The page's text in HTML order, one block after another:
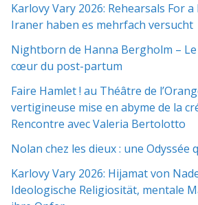
Karlovy Vary 2026: Rehearsals For
Iraner haben es mehrfach versucht
Nightborn de Hanna Bergholm –
cœur du post-partum
Faire Hamlet ! au Théâtre de
vertigineuse mise en abyme de la
Rencontre avec Valeria Bertolotto
Nolan chez les dieux : une Odyssée
Karlovy Vary 2026: Hijamat von
Ideologische Religiosität, mentale